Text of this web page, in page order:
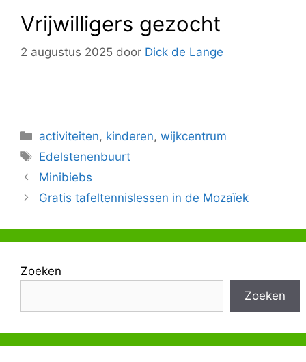
Vrijwilligers gezocht
2 augustus 2025 door Dick de Lange
Categorieën
activiteiten, kinderen,wijkcentrum
Tags
Edelstenenbuurt
Minibiebs
Gratis tafeltennislessen in de Mozaïek
Zoeken
Zoeken